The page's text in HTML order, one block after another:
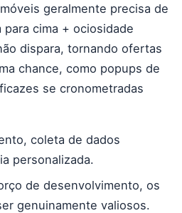
geralmente precisa de
cima + ociosidade
dispara, tornando ofertas
chance, como popups de
se cronometradas
coleta de dados
personalizada.
de desenvolvimento, os
genuinamente valiosos.